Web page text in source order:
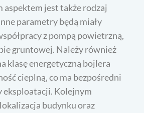
aspektem jest także rodzaj
parametry będą miały
z pompą powietrzną,
gruntowej. Należy również
klasę energetyczną bojlera
cieplną, co ma bezpośredni
eksploatacji. Kolejnym
budynku oraz